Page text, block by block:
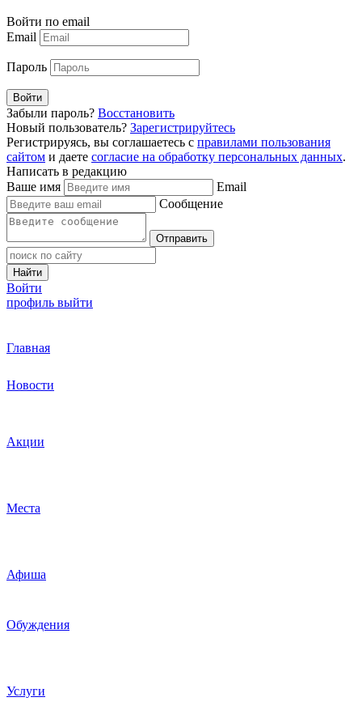
Войти по email
Email
Пароль
Войти
Забыли пароль? Восстановить
Новый пользователь? Зарегистрируйтесь
Регистрируясь, вы соглашаетесь с правилами пользования
сайтом и даете согласие на обработку персональных данных.
Написать в редакцию
Ваше имя
Email
Сообщение
Отправить
Найти
Войти
профиль выйти
Главная
Новости
Акции
Места
Афиша
Обуждения
Услуги